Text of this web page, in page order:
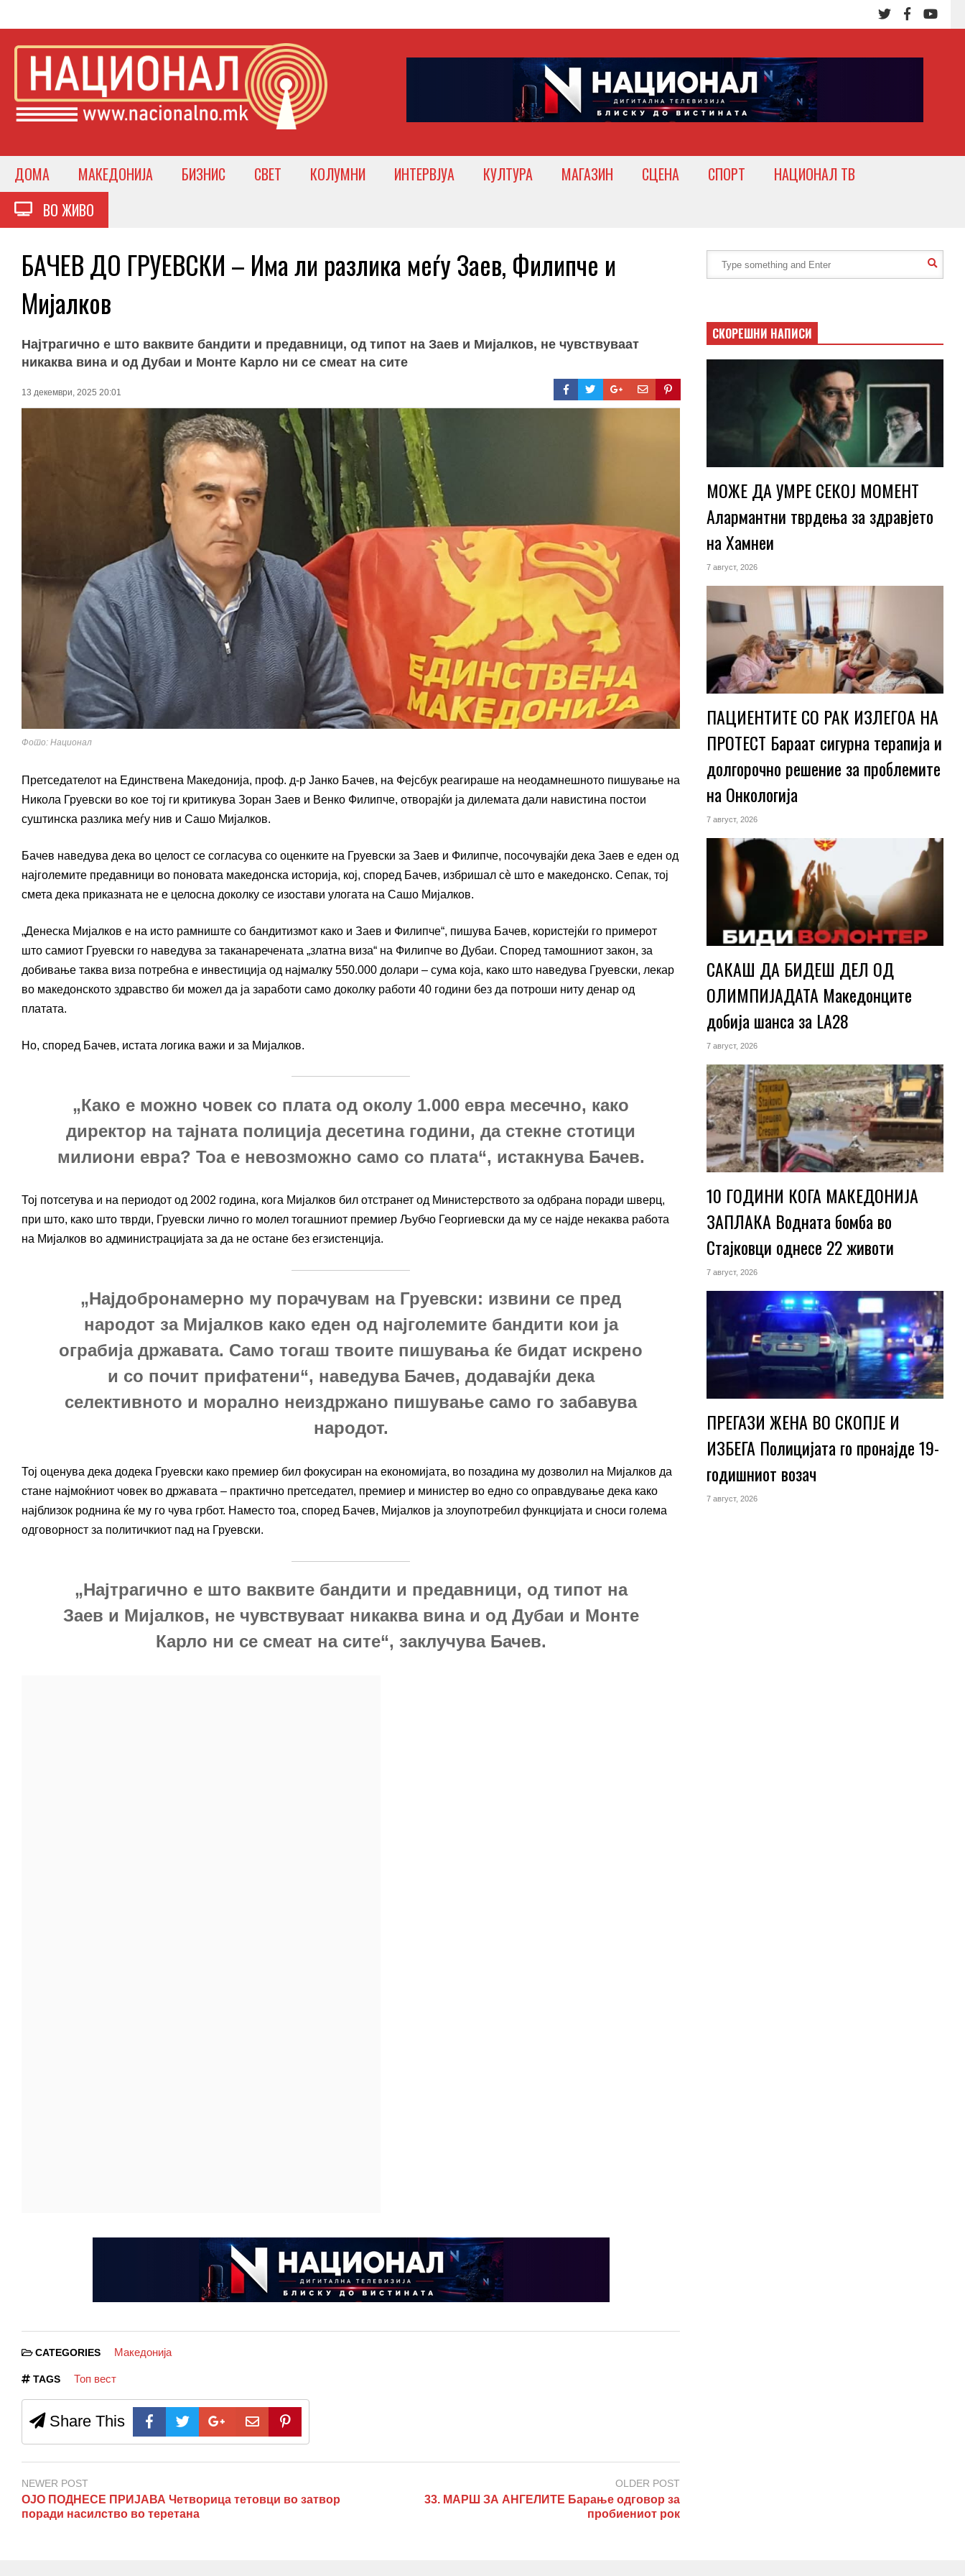
ДОМА МАКЕДОНИЈА БИЗНИС СВЕТ КОЛУМНИ ИНТЕРВЈУА КУЛТУРА МАГАЗИН СЦЕНА СПОРТ
НАЦИОНАЛ ТВ
ВО ЖИВО
БАЧЕВ ДО ГРУЕВСКИ – Има ли разлика меѓу Заев, Филипче и
Мијалков
Најтрагично е што ваквите бандити и предавници, од типот на Заев и Мијалков, не чувствуваат
никаква вина и од Дубаи и Монте Карло ни се смеат на сите
13 декември, 2025 20:01
Фото: Национал
Претседателот на Единствена Македонија, проф. д-р Јанко Бачев, на Фејсбук реагираше на неодамнешното пишување на
Никола Груевски во кое тој ги критикува Зоран Заев и Венко Филипче, отворајќи ја дилемата дали навистина постои
суштинска разлика меѓу нив и Сашо Мијалков.
Бачев наведува дека во целост се согласува со оценките на Груевски за Заев и Филипче, посочувајќи дека Заев е еден од
најголемите предавници во поновата македонска историја, кој, според Бачев, избришал сè што е македонско. Сепак, тој
смета дека приказната не е целосна доколку се изостави улогата на Сашо Мијалков.
„Денеска Мијалков е на исто рамниште со бандитизмот како и Заев и Филипче“, пишува Бачев, користејќи го примерот
што самиот Груевски го наведува за таканаречената „златна виза“ на Филипче во Дубаи. Според тамошниот закон, за
добивање таква виза потребна е инвестиција од најмалку 550.000 долари – сума која, како што наведува Груевски, лекар
во македонското здравство би можел да ја заработи само доколку работи 40 години без да потроши ниту денар од
платата.
Но, според Бачев, истата логика важи и за Мијалков.
„Како е можно човек со плата од околу 1.000 евра месечно, како
директор на тајната полиција десетина години, да стекне стотици
милиони евра? Тоа е невозможно само со плата“, истакнува Бачев.
Тој потсетува и на периодот од 2002 година, кога Мијалков бил отстранет од Министерството за одбрана поради шверц,
при што, како што тврди, Груевски лично го молел тогашниот премиер Љубчо Георгиевски да му се најде некаква работа
на Мијалков во администрацијата за да не остане без егзистенција.
„Најдобронамерно му порачувам на Груевски: извини се пред
народот за Мијалков како еден од најголемите бандити кои ја
ограбија државата. Само тогаш твоите пишувања ќе бидат искрено
и со почит прифатени“, наведува Бачев, додавајќи дека
селективното и морално неиздржано пишување само го забавува
народот.
Тој оценува дека додека Груевски како премиер бил фокусиран на економијата, во позадина му дозволил на Мијалков да
стане најмоќниот човек во државата – практично претседател, премиер и министер во едно со оправдување дека како
најблизок роднина ќе му го чува грбот. Наместо тоа, според Бачев, Мијалков ја злоупотребил функцијата и сноси голема
одговорност за политичкиот пад на Груевски.
„Најтрагично е што ваквите бандити и предавници, од типот на
Заев и Мијалков, не чувствуваат никаква вина и од Дубаи и Монте
Карло ни се смеат на сите“, заклучува Бачев.
CATEGORIES Македонија
TAGS Топ вест
Share This
NEWER POST
ОЈО ПОДНЕСЕ ПРИЈАВА Четворица тетовци во затвор
поради насилство во теретана
OLDER POST
33. МАРШ ЗА АНГЕЛИТЕ Барање одговор за
пробиениот рок
СКОРЕШНИ НАПИСИ
МОЖЕ ДА УМРЕ СЕКОЈ МОМЕНТ
Алармантни тврдења за здравјето
на Хамнеи
7 август, 2026
ПАЦИЕНТИТЕ СО РАК ИЗЛЕГОА НА
ПРОТЕСТ Бараат сигурна терапија и
долгорочно решение за проблемите
на Онкологија
7 август, 2026
САКАШ ДА БИДЕШ ДЕЛ ОД
ОЛИМПИЈАДАТА Македонците
добија шанса за LA28
7 август, 2026
10 ГОДИНИ КОГА МАКЕДОНИЈА
ЗАПЛАКА Водната бомба во
Стајковци однесе 22 животи
7 август, 2026
ПРЕГАЗИ ЖЕНА ВО СКОПЈЕ И
ИЗБЕГА Полицијата го пронајде 19-
годишниот возач
7 август, 2026